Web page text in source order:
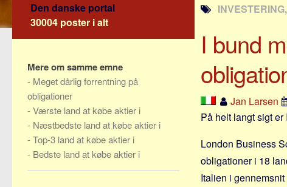
I bund
Jan Larsen
På helt langt sigt
London Business
obligationer i 18
Italien i
Den danske portal
30004 poster i alt
Mere om samme emne
- Meget dårlig forrentning på
obligationer
-Værste land at købe aktier i
- Næstbedste land at købe aktier i
-Top-3 land at købe aktier i
- Bedste land at købe aktier i